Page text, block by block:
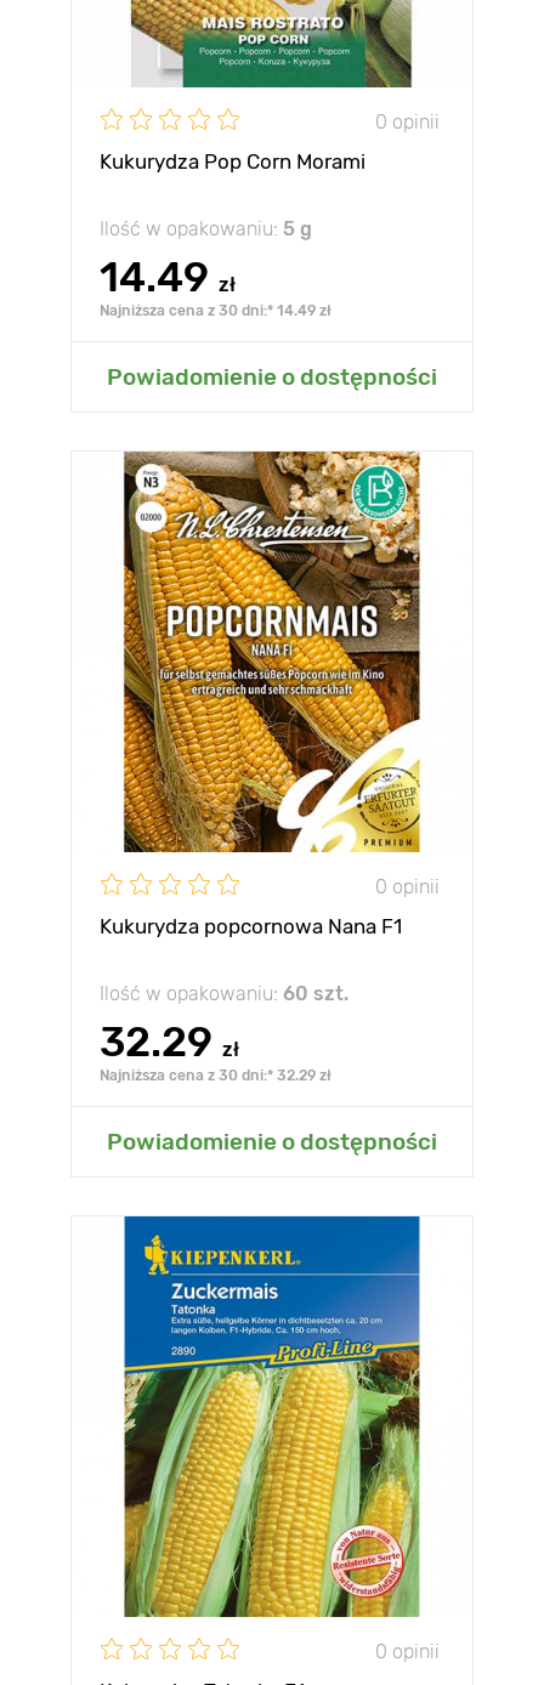
0 opinii
Kukurydza Pop Corn Morami
Ilość w opakowaniu: 5 g
14.49 zł
Najniższa cena z 30 dni:* 14.49 zł
Powiadomienie o dostępności
0 opinii
Kukurydza popcornowa Nana F1
Ilość w opakowaniu: 60 szt.
32.29 zł
Najniższa cena z 30 dni:* 32.29 zł
Powiadomienie o dostępności
0 opinii